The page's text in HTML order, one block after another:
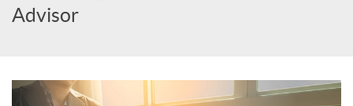
a
l
Advisor